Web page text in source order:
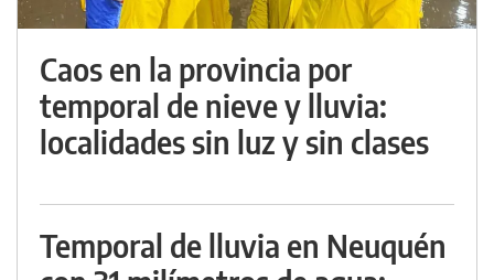
Caos en la provincia por
temporal de nieve y lluvia:
localidades sin luz y sin clases
Temporal de lluvia en Neuquén